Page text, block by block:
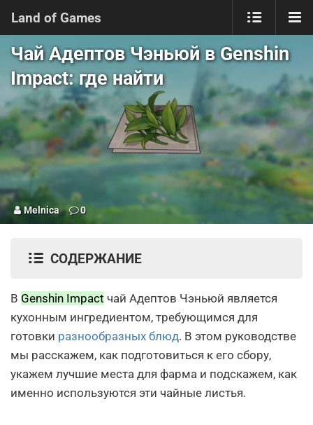
Land of Games
Чай Адептов Чэньюй в Genshin
Impact: где найти
Melnica 0
СОДЕРЖАНИЕ
В Genshin Impact чай Адептов Чэньюй является
кухонным ингредиентом, требующимся для
готовки разнообразных блюд. В этом руководстве
мы расскажем, как подготовиться к его сбору,
укажем лучшие места для фарма и подскажем, как
именно используются эти чайные листья.